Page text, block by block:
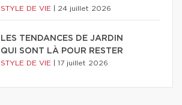
STYLE DE VIE 24 juillet 2026
LES TENDANCES DE JARDIN
QUI SONT LÀ POUR RESTER
STYLE DE VIE 17 juillet 2026